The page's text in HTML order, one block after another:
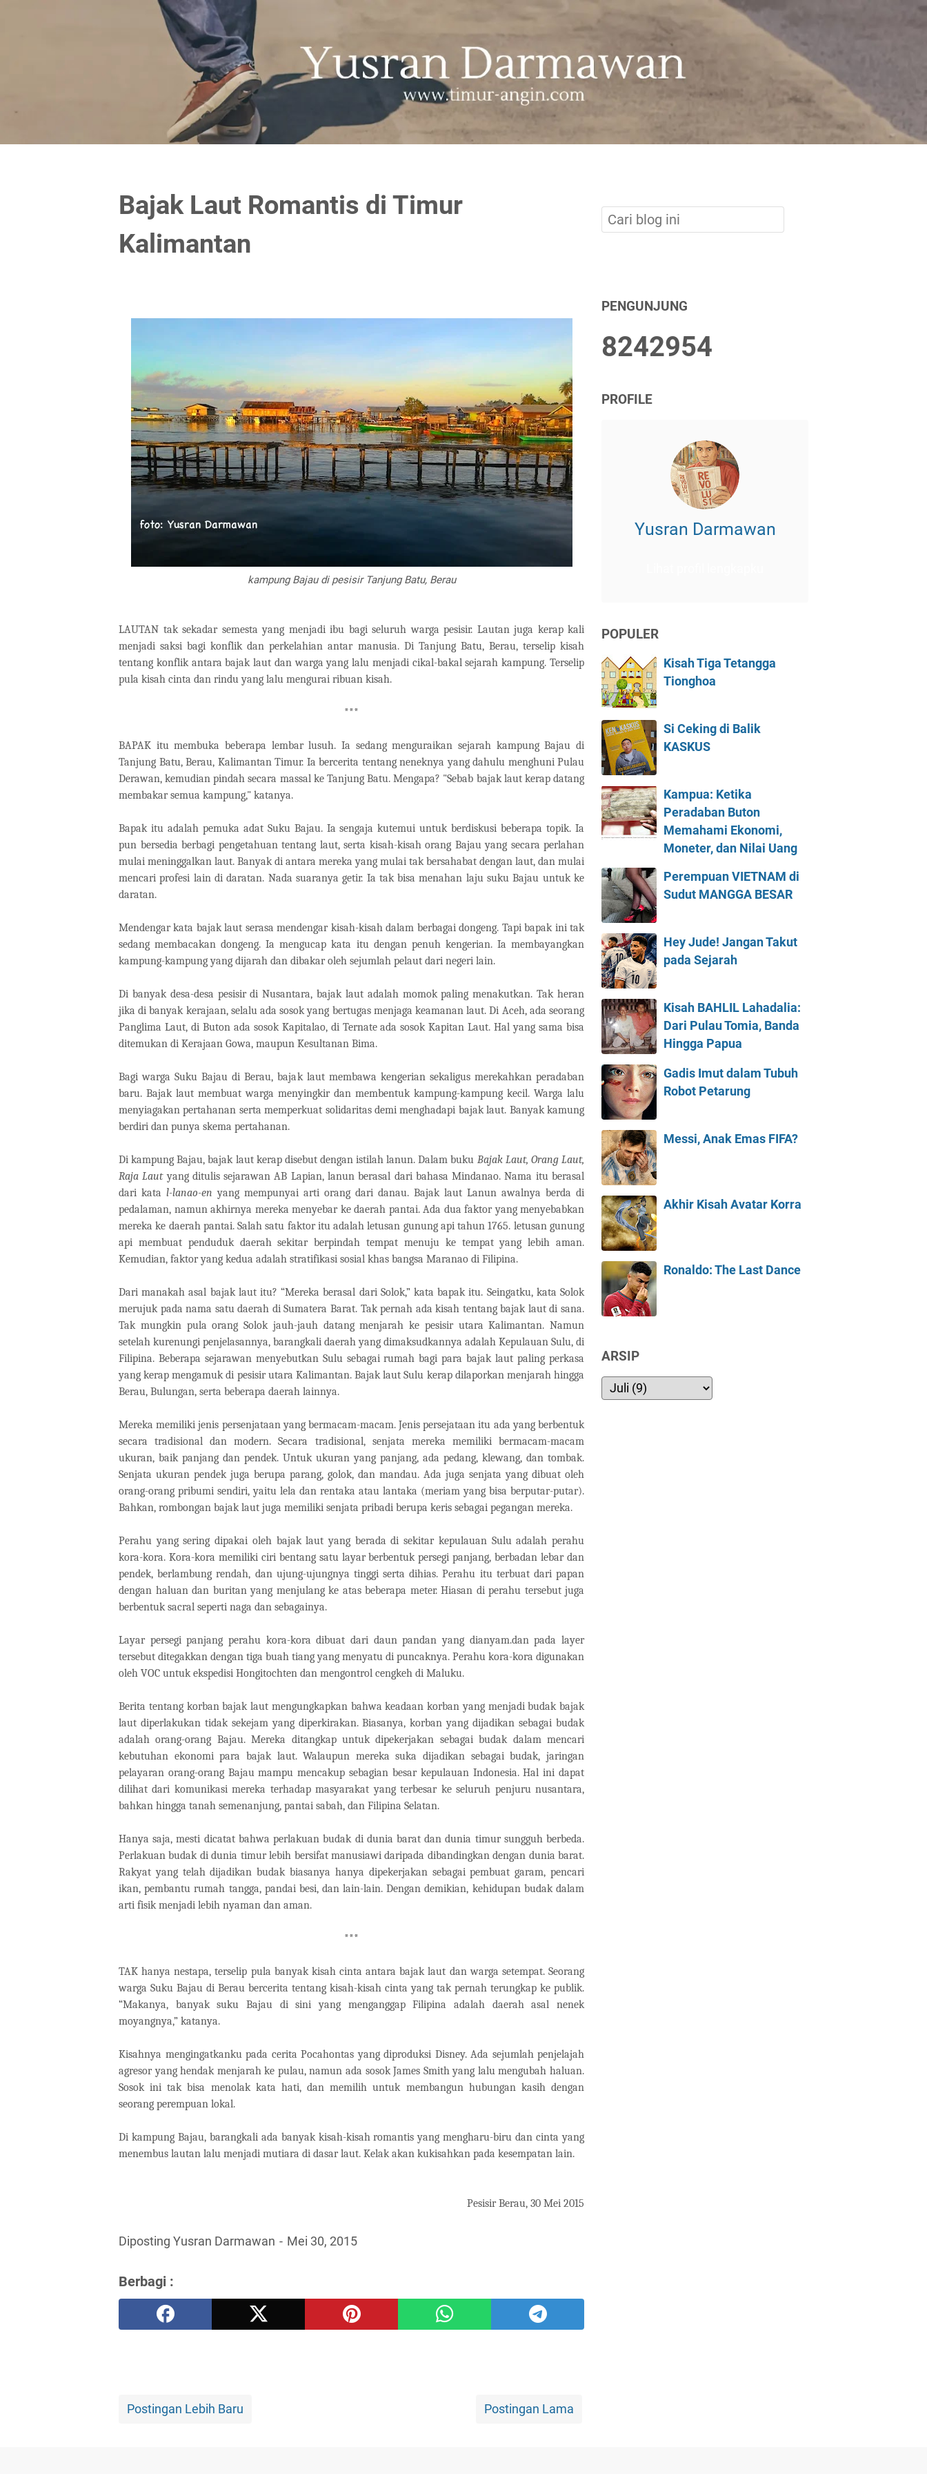
Bajak Laut Romantis di Timur
Kalimantan
kampung Bajau di pesisir Tanjung Batu, Berau
LAUTAN tak sekadar semesta yang menjadi ibu bagi seluruh warga pesisir. Lautan juga kerap kali
menjadi saksi bagi konflik dan perkelahian antar manusia. Di Tanjung Batu, Berau, terselip kisah
tentang konflik antara bajak laut dan warga yang lalu menjadi cikal-bakal sejarah kampung. Terselip
pula kisah cinta dan rindu yang lalu mengurai ribuan kisah.
***
BAPAK itu membuka beberapa lembar lusuh. Ia sedang menguraikan sejarah kampung Bajau di
Tanjung Batu, Berau, Kalimantan Timur. Ia bercerita tentang neneknya yang dahulu menghuni Pulau
Derawan, kemudian pindah secara massal ke Tanjung Batu. Mengapa? "Sebab bajak laut kerap datang
membakar semua kampung," katanya.
Bapak itu adalah pemuka adat Suku Bajau. Ia sengaja kutemui untuk berdiskusi beberapa topik. Ia
pun bersedia berbagi pengetahuan tentang laut, serta kisah-kisah orang Bajau yang secara perlahan
mulai meninggalkan laut. Banyak di antara mereka yang mulai tak bersahabat dengan laut, dan mulai
mencari profesi lain di daratan. Nada suaranya getir. Ia tak bisa menahan laju suku Bajau untuk ke
daratan.
Mendengar kata bajak laut serasa mendengar kisah-kisah dalam berbagai dongeng. Tapi bapak ini tak
sedang membacakan dongeng. Ia mengucap kata itu dengan penuh kengerian. Ia membayangkan
kampung-kampung yang dijarah dan dibakar oleh sejumlah pelaut dari negeri lain.
Di banyak desa-desa pesisir di Nusantara, bajak laut adalah momok paling menakutkan. Tak heran
jika di banyak kerajaan, selalu ada sosok yang bertugas menjaga keamanan laut. Di Aceh, ada seorang
Panglima Laut, di Buton ada sosok Kapitalao, di Ternate ada sosok Kapitan Laut. Hal yang sama bisa
ditemukan di Kerajaan Gowa, maupun Kesultanan Bima.
Bagi warga Suku Bajau di Berau, bajak laut membawa kengerian sekaligus merekahkan peradaban
baru. Bajak laut membuat warga menyingkir dan membentuk kampung-kampung kecil. Warga lalu
menyiagakan pertahanan serta memperkuat solidaritas demi menghadapi bajak laut. Banyak kamung
berdiri dan punya skema pertahanan.
Di kampung Bajau, bajak laut kerap disebut dengan istilah lanun. Dalam buku Bajak Laut, Orang Laut,
Raja Lautyang ditulis sejarawan AB Lapian, lanun berasal dari bahasa Mindanao. Nama itu berasal
dari kata l-lanao-en yang mempunyai arti orang dari danau. Bajak laut Lanun awalnya berda di
pedalaman, namun akhirnya mereka menyebar ke daerah pantai. Ada dua faktor yang menyebabkan
mereka ke daerah pantai. Salah satu faktor itu adalah letusan gunung api tahun 1765. letusan gunung
api membuat penduduk daerah sekitar berpindah tempat menuju ke tempat yang lebih aman.
Kemudian, faktor yang kedua adalah stratifikasi sosial khas bangsa Maranao di Filipina.
Dari manakah asal bajak laut itu? “Mereka berasal dari Solok,” kata bapak itu. Seingatku, kata Solok
merujuk pada nama satu daerah di Sumatera Barat. Tak pernah ada kisah tentang bajak laut di sana.
Tak mungkin pula orang Solok jauh-jauh datang menjarah ke pesisir utara Kalimantan. Namun
setelah kurenungi penjelasannya, barangkali daerah yang dimaksudkannya adalah Kepulauan Sulu, di
Filipina. Beberapa sejarawan menyebutkan Sulu sebagai rumah bagi para bajak laut paling perkasa
yang kerap mengamuk di pesisir utara Kalimantan. Bajak laut Sulu kerap dilaporkan menjarah hingga
Berau, Bulungan, serta beberapa daerah lainnya.
Mereka memiliki jenis persenjataan yang bermacam-macam. Jenis persejataan itu ada yang berbentuk
secara tradisional dan modern. Secara tradisional, senjata mereka memiliki bermacam-macam
ukuran, baik panjang dan pendek. Untuk ukuran yang panjang, ada pedang, klewang, dan tombak.
Senjata ukuran pendek juga berupa parang, golok, dan mandau. Ada juga senjata yang dibuat oleh
orang-orang pribumi sendiri, yaitu lela dan rentaka atau lantaka (meriam yang bisa berputar-putar).
Bahkan, rombongan bajak laut juga memiliki senjata pribadi berupa keris sebagai pegangan mereka.
Perahu yang sering dipakai oleh bajak laut yang berada di sekitar kepulauan Sulu adalah perahu
kora-kora. Kora-kora memiliki ciri bentang satu layar berbentuk persegi panjang, berbadan lebar dan
pendek, berlambung rendah, dan ujung-ujungnya tinggi serta dihias. Perahu itu terbuat dari papan
dengan haluan dan buritan yang menjulang ke atas beberapa meter. Hiasan di perahu tersebut juga
berbentuk sacral seperti naga dan sebagainya.
Layar persegi panjang perahu kora-kora dibuat dari daun pandan yang dianyam.dan pada layer
tersebut ditegakkan dengan tiga buah tiang yang menyatu di puncaknya. Perahu kora-kora digunakan
oleh VOC untuk ekspedisi Hongitochten dan mengontrol cengkeh di Maluku.
Berita tentang korban bajak laut mengungkapkan bahwa keadaan korban yang menjadi budak bajak
laut diperlakukan tidak sekejam yang diperkirakan. Biasanya, korban yang dijadikan sebagai budak
adalah orang-orang Bajau. Mereka ditangkap untuk dipekerjakan sebagai budak dalam mencari
kebutuhan ekonomi para bajak laut. Walaupun mereka suka dijadikan sebagai budak, jaringan
pelayaran orang-orang Bajau mampu mencakup sebagian besar kepulauan Indonesia. Hal ini dapat
dilihat dari komunikasi mereka terhadap masyarakat yang terbesar ke seluruh penjuru nusantara,
bahkan hingga tanah semenanjung, pantai sabah, dan Filipina Selatan.
Hanya saja, mesti dicatat bahwa perlakuan budak di dunia barat dan dunia timur sungguh berbeda.
Perlakuan budak di dunia timur lebih bersifat manusiawi daripada dibandingkan dengan dunia barat.
Rakyat yang telah dijadikan budak biasanya hanya dipekerjakan sebagai pembuat garam, pencari
ikan, pembantu rumah tangga, pandai besi, dan lain-lain. Dengan demikian, kehidupan budak dalam
arti fisik menjadi lebih nyaman dan aman.
***
TAK hanya nestapa, terselip pula banyak kisah cinta antara bajak laut dan warga setempat. Seorang
warga Suku Bajau di Berau bercerita tentang kisah-kisah cinta yang tak pernah terungkap ke publik.
“Makanya, banyak suku Bajau di sini yang menganggap Filipina adalah daerah asal nenek
moyangnya,” katanya.
Kisahnya mengingatkanku pada cerita Pocahontas yang diproduksi Disney. Ada sejumlah penjelajah
agresor yang hendak menjarah ke pulau, namun ada sosok James Smith yang lalu mengubah haluan.
Sosok ini tak bisa menolak kata hati, dan memilih untuk membangun hubungan kasih dengan
seorang perempuan lokal.
Di kampung Bajau, barangkali ada banyak kisah-kisah romantis yang mengharu-biru dan cinta yang
menembus lautan lalu menjadi mutiara di dasar laut. Kelak akan kukisahkan pada kesempatan lain.
Pesisir Berau, 30 Mei 2015
Diposting Yusran Darmawan Mei 30, 2015
Berbagi :
Postingan Lebih Baru Postingan Lama
PENGUNJUNG
8242954
PROFILE
Yusran Darmawan
POPULER
Kisah Tiga Tetangga
Tionghoa
Si Ceking di Balik
KASKUS
Kampua: Ketika
Peradaban Buton
Memahami Ekonomi,
Moneter, dan Nilai Uang
Perempuan VIETNAM di
Sudut MANGGA BESAR
Hey Jude! Jangan Takut
pada Sejarah
Kisah BAHLIL Lahadalia:
Dari Pulau Tomia, Banda
Hingga Papua
Gadis Imut dalam Tubuh
Robot Petarung
Messi, Anak Emas FIFA?
Akhir Kisah Avatar Korra
Ronaldo: The Last Dance
ARSIP